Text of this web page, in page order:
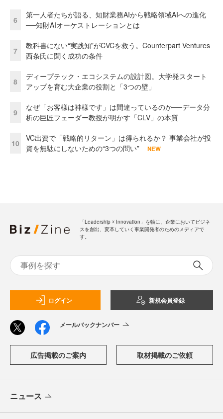
6
第一人者たちが語る、知財業務AIから戦略領域AIへの進化
──知財AIオーケストレーションとは
7
教科書にない“実践知”がCVCを救う。Counterpart Ventures
西条氏に聞く成功の条件
8
ディープテック・エコシステムの設計図。大学発スタート
アップを育む大企業の役割と「3つの壁」
9
なぜ「お客様は神様です」は間違っているのか──データ分
析の巨匠フェーダー教授が明かす「CLV」の本質
10
VC出資で「戦略的リターン」は得られるか？ 事業会社が投
資を無駄にしないための“3つの問い”
NEW
「Leadership ☓ Innovation」を軸に、企業においてビジネ
スを創出、変革していく事業開発者のためのメディアで
す。
ログイン 新規会員登録
メールバックナンバー
広告掲載のご案内 取材掲載のご依頼
ニュース